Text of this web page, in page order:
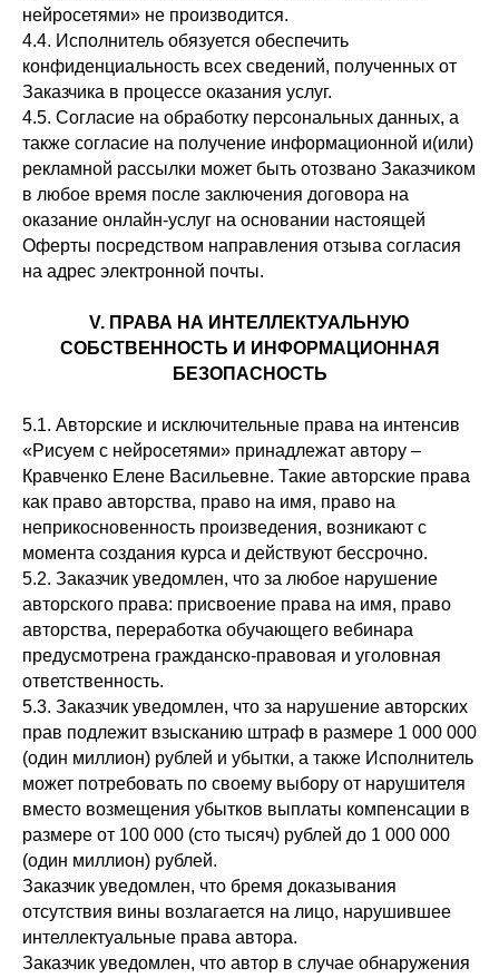
нейросетями» не производится.
4.4. Исполнитель обязуется обеспечить
конфиденциальность всех сведений, полученных от
Заказчика в процессе оказания услуг.
4.5. Согласие на обработку персональных данных, а
также согласие на получение информационной и(или)
рекламной рассылки может быть отозвано Заказчиком
в любое время после заключения договора на
оказание онлайн-услуг на основании настоящей
Оферты посредством направления отзыва согласия
на адрес электронной почты.
V. ПРАВА НА ИНТЕЛЛЕКТУАЛЬНУЮ
СОБСТВЕННОСТЬ И ИНФОРМАЦИОННАЯ
БЕЗОПАСНОСТЬ
5.1. Авторские и исключительные права на интенсив
«Рисуем с нейросетями» принадлежат автору –
Кравченко Елене Васильевне. Такие авторские права
как право авторства, право на имя, право на
неприкосновенность произведения, возникают с
момента создания курса и действуют бессрочно.
5.2. Заказчик уведомлен, что за любое нарушение
авторского права: присвоение права на имя, право
авторства, переработка обучающего вебинара
предусмотрена гражданско-правовая и уголовная
ответственность.
5.3. Заказчик уведомлен, что за нарушение авторских
прав подлежит взысканию штраф в размере 1 000 000
(один миллион) рублей и убытки, а также Исполнитель
может потребовать по своему выбору от нарушителя
вместо возмещения убытков выплаты компенсации в
размере от 100 000 (сто тысяч) рублей до 1 000 000
(один миллион) рублей.
Заказчик уведомлен, что бремя доказывания
отсутствия вины возлагается на лицо, нарушившее
интеллектуальные права автора.
Заказчик уведомлен, что автор в случае обнаружения